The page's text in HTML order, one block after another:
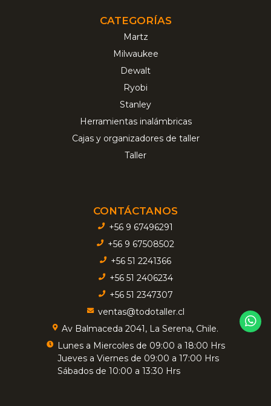
CATEGORÍAS
Martz
Milwaukee
Dewalt
Ryobi
Stanley
Herramientas inalámbricas
Cajas y organizadores de taller
Taller
CONTÁCTANOS
+56 9 67496291
+56 9 67508502
+56 51 2241366
+56 51 2406234
+56 51 2347307
ventas@todotaller.cl
Av Balmaceda 2041, La Serena, Chile.
Lunes a Miercoles de 09:00 a 18:00 Hrs
Jueves a Viernes de 09:00 a 17:00 Hrs
Sábados de 10:00 a 13:30 Hrs